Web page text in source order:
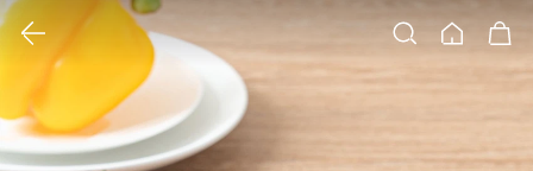
장바구니
클릭 시 이미지 확대 보기 팝업 열림